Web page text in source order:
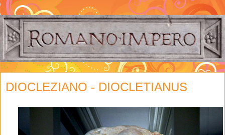
DIOCLEZIANO - DIOCLETIANUS